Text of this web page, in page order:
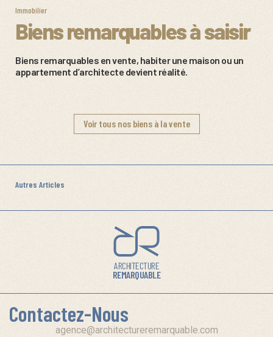
Immobilier
Biens remarquables à saisir
Biens remarquables en vente, habiter une maison ou un
appartement d’architecte devient réalité.
Voir tous nos biens à la vente
Autres Articles
ARCHITECTURE
REMARQUABLE
Contactez-Nous
agence@architectureremarquable.com